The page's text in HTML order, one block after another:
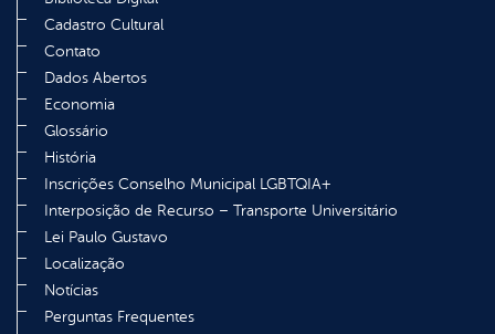
Cadastro Cultural
Contato
Dados Abertos
Economia
Glossário
História
Inscrições Conselho Municipal LGBTQIA+
Interposição de Recurso – Transporte Universitário
Lei Paulo Gustavo
Localização
Notícias
Perguntas Frequentes